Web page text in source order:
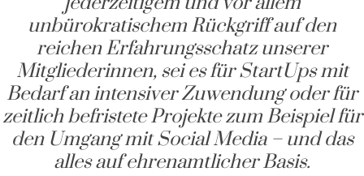
unbürokratischem Rückgriff auf den
reichen Erfahrungsschatz unserer
Mitgliederinnen, sei es für StartUps mit
Bedarf an intensiver Zuwendung oder für
zeitlich befristete Projekte zum Beispiel für
den Umgang mit Social Media – und das
alles auf ehrenamtlicher Basis.